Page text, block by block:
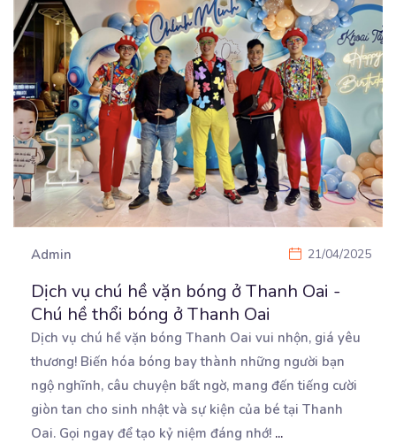
Admin 21/04/2025
Dịch vụ chú hề vặn bóng ở Thanh Oai -
Chú hề thổi bóng ở Thanh Oai
Dịch vụ chú hề vặn bóng Thanh Oai vui nhộn, giá yêu
thương! Biến hóa bóng bay thành những người bạn
ngộ nghĩnh, câu chuyện bất ngờ, mang đến tiếng cười
giòn tan cho sinh nhật và sự kiện của bé tại Thanh
Oai. Gọi ngay để tạo kỷ niệm đáng nhớ! ...